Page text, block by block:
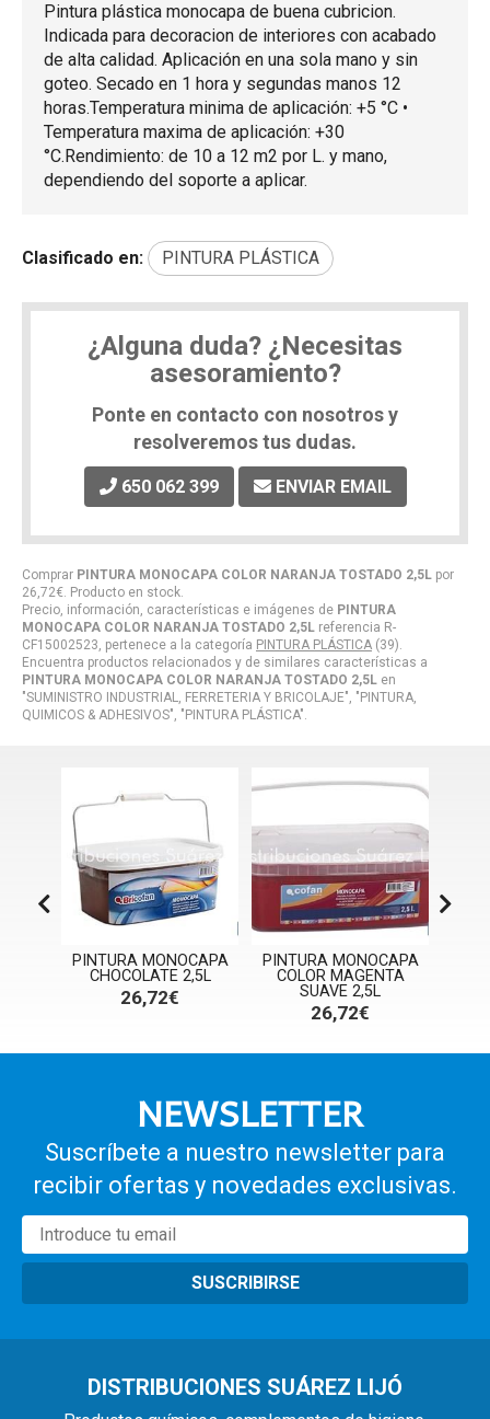
Comprar PINTURA MONOCAPA COLOR NARANJA TOSTADO 2,5L por
26,72€. Producto en stock.
Precio, información, características e imágenes de PINTURA
MONOCAPA COLOR NARANJA TOSTADO 2,5L referencia R-
CF15002523, pertenece a la categoría PINTURA PLÁSTICA (39).
Encuentra productos relacionados y de similares características a
PINTURA MONOCAPA COLOR NARANJA TOSTADO 2,5L en
"SUMINISTRO INDUSTRIAL, FERRETERIA Y BRICOLAJE", "PINTURA,
QUIMICOS & ADHESIVOS", "PINTURA PLÁSTICA".
Pintura plástica monocapa de buena cubricion.
Indicada para decoracion de interiores con acabado
de alta calidad. Aplicación en una sola mano y sin
goteo. Secado en 1 hora y segundas manos 12
horas.Temperatura minima de aplicación: +5 °C •
Temperatura maxima de aplicación: +30
°C.Rendimiento: de 10 a 12 m2 por L. y mano,
dependiendo del soporte a aplicar.
Clasificado en: PINTURA PLÁSTICA
¿Alguna duda? ¿Necesitas
asesoramiento?
Ponte en contacto con nosotros y
resolveremos tus dudas.
650 062 399 ENVIAR EMAIL
PINTURA MONOCAPA
CHOCOLATE 2,5L
26,72€
PINTURA MONOCAPA
COLOR MAGENTA
SUAVE 2,5L
26,72€
NEWSLETTER
Suscríbete a nuestro newsletter para
recibir ofertas y novedades exclusivas.
SUSCRIBIRSE
DISTRIBUCIONES SUÁREZ LIJÓ